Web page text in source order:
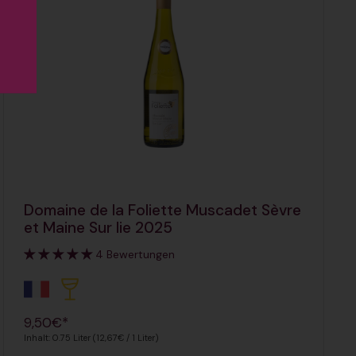
Domaine de la Foliette Muscadet Sèvre
et Maine Sur lie 2025
4 Bewertungen
Regulärer Preis
9,50€*
Inhalt: 0.75 Liter (12,67€ / 1 Liter)